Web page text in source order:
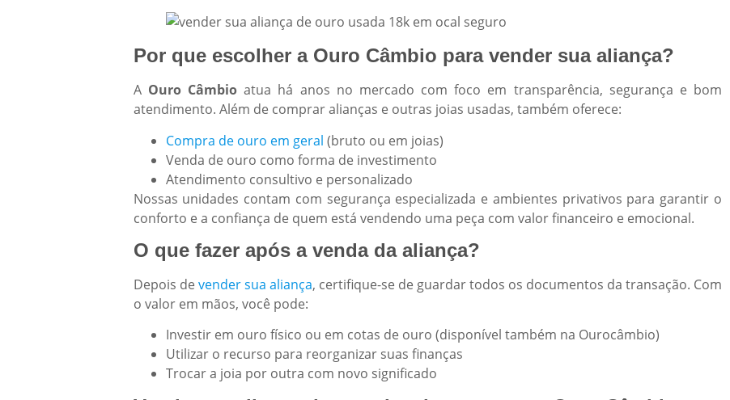
Por que escolher a Ouro Câmbio para vender sua aliança?
A Ouro Câmbio atua há anos no mercado com foco em transparência, segurança e bom
atendimento. Além de comprar alianças e outras joias usadas, também oferece:
Compra de ouro em geral (bruto ou em joias)
Venda de ouro como forma de investimento
Atendimento consultivo e personalizado
Nossas unidades contam com segurança especializada e ambientes privativos para garantir o
conforto e a confiança de quem está vendendo uma peça com valor financeiro e emocional.
O que fazer após a venda da aliança?
Depois de vender sua aliança, certifique-se de guardar todos os documentos da transação. Com
o valor em mãos, você pode:
Investir em ouro físico ou em cotas de ouro (disponível também na Ourocâmbio)
Utilizar o recurso para reorganizar suas finanças
Trocar a joia por outra com novo significado